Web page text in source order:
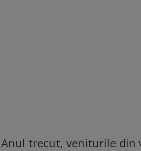
Anul trecut, veniturile din